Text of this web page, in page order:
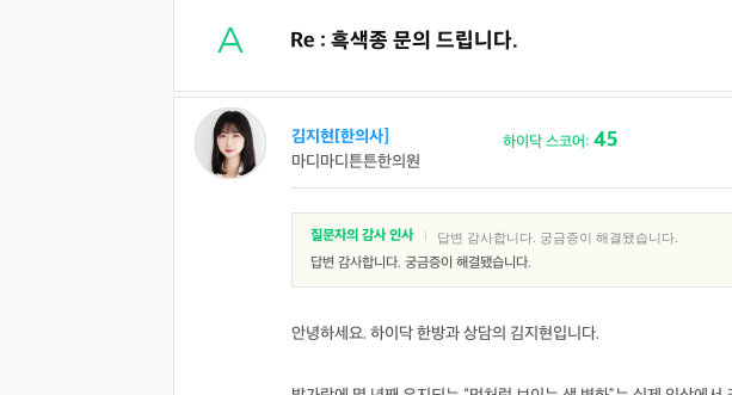
Re : 흑색종 문의 드립니다.
김지현[한의사]
마디마디튼튼한의원
하이닥 스코어: 45
질문자의 감사 인사 답변 감사합니다. 궁금증이 해결됐습니다.
답변 감사합니다. 궁금증이 해결됐습니다.
안녕하세요. 하이닥 한방과 상담의 김지현입니다.